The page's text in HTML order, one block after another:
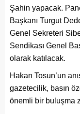
Şahin yapacak.
Başkanı Turgut
Genel Sekreteri
Sendikası Genel
olarak katılacak.
Hakan Tosun’un
gazetecilik, basın
önemli bir buluşma